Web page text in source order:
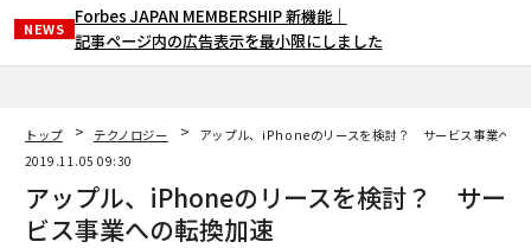
NEWS
Forbes JAPAN MEMBERSHIP 新機能｜
記事ページ内の広告表示を最小限にしました
トップ テクノロジー
アップル、iPhoneのリースを検討？ サービス事業への
2019.11.05 09:30
アップル、iPhoneのリースを検討？ サー
ビス事業への転換加速